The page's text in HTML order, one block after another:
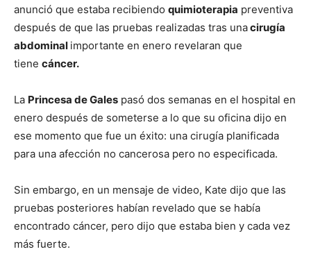
anunció que estaba recibiendo quimioterapia preventiva
después de que las pruebas realizadas tras unacirugía
abdominal importante en enero revelaran que
tiene cáncer.
La Princesa de Gales pasó dos semanas en el hospital en
enero después de someterse a lo que su oficina dijo en
ese momento que fue un éxito: una cirugía planificada
para una afección no cancerosa pero no especificada.
Sin embargo, en un mensaje de video, Kate dijo que las
pruebas posteriores habían revelado que se había
encontrado cáncer, pero dijo que estaba bien y cada vez
más fuerte.